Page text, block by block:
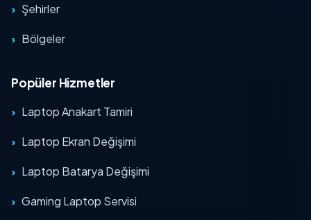
Şehirler
Bölgeler
Popüler Hizmetler
Laptop Anakart Tamiri
Laptop Ekran Değişimi
Laptop Batarya Değişimi
Gaming Laptop Servisi